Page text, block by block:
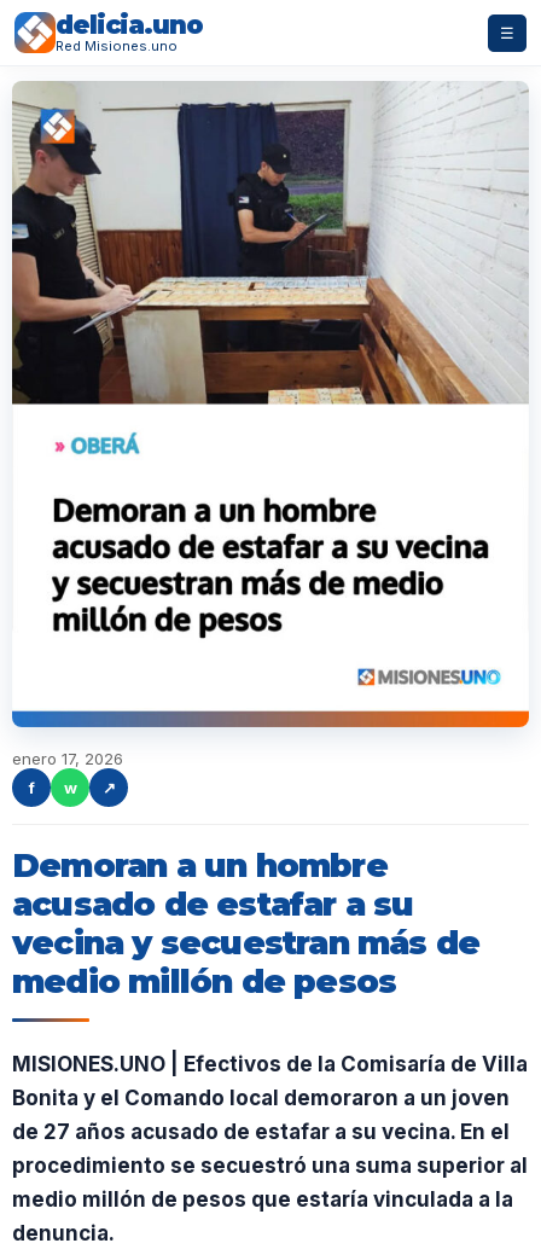
delicia.uno
Red Misiones.uno
☰
enero 17, 2026
f
w ↗
Demoran a un hombre
acusado de estafar a su
vecina y secuestran más de
medio millón de pesos
MISIONES.UNO | Efectivos de la Comisaría de Villa
Bonita y el Comando local demoraron a un joven
de 27 años acusado de estafar a su vecina. En el
procedimiento se secuestró una suma superior al
medio millón de pesos que estaría vinculada a la
denuncia.